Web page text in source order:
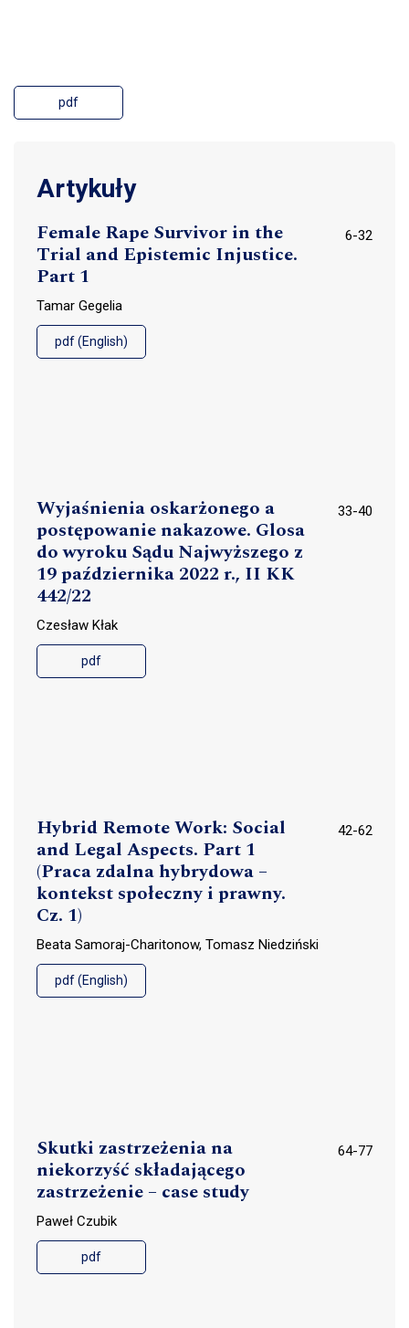
pdf
Artykuły
Female Rape Survivor in the
Trial and Epistemic Injustice.
Part 1
6-32
Tamar Gegelia
pdf (English)
Wyjaśnienia oskarżonego a
postępowanie nakazowe. Glosa
do wyroku Sądu Najwyższego z
19 października 2022 r., II KK
442/22
33-40
Czesław Kłak
pdf
Hybrid Remote Work: Social
and Legal Aspects. Part 1
(Praca zdalna hybrydowa –
kontekst społeczny i prawny.
Cz. 1)
42-62
Beata Samoraj-Charitonow, Tomasz Niedziński
pdf (English)
Skutki zastrzeżenia na
niekorzyść składającego
zastrzeżenie – case study
64-77
Paweł Czubik
pdf